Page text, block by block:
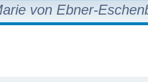
von Ebner-